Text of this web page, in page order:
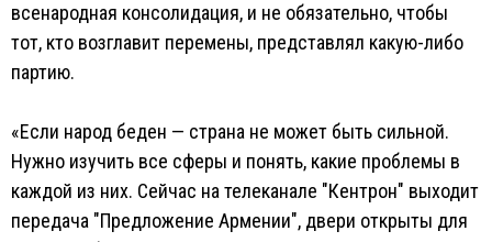
всенародная консолидация, и не обязательно, чтобы
тот, кто возглавит перемены, представлял какую-либо
партию.
«Если народ беден — страна не может быть сильной.
Нужно изучить все сферы и понять, какие проблемы в
каждой из них. Сейчас на телеканале "Кентрон" выходит
передача "Предложение Армении", двери открыты для